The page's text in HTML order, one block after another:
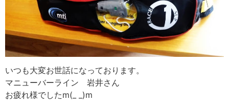
いつも大変お世話になっております。
マニューバーライン 岩井さん
お疲れ様でしたm(_ _)m